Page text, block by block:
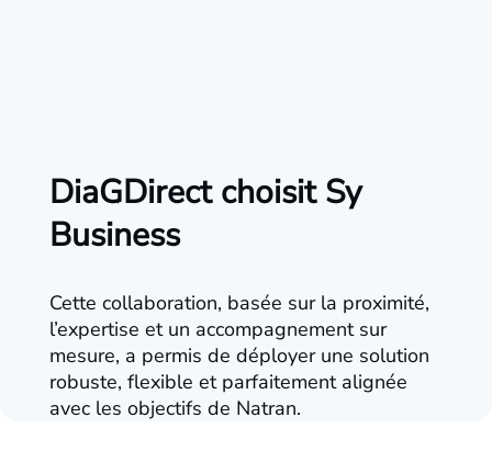
DiaGDirect choisit Sy
Business
Cette collaboration, basée sur la proximité,
l’expertise et un accompagnement sur
mesure, a permis de déployer une solution
robuste, flexible et parfaitement alignée
avec les objectifs de Natran.